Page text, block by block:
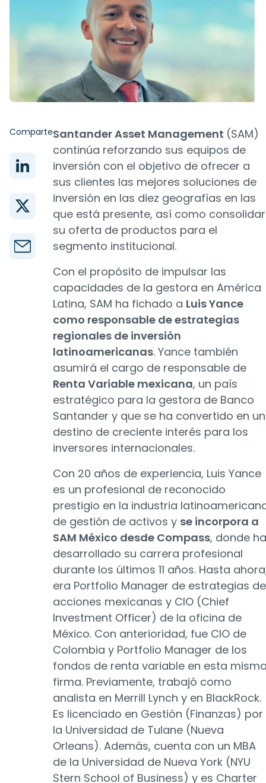
ComparteSantander Asset Management (SAM)
continúa reforzando sus equipos de
inversión con el objetivo de ofrecer a
sus clientes las mejores soluciones de
inversión en las diez geografías en las
que está presente, así como consolidar
su oferta de productos para el
segmento institucional.
Con el propósito de impulsar las
capacidades de la gestora en América
Latina, SAM ha fichado a Luis Yance
como responsable de estrategias
regionales de inversión
latinoamericanas. Yance también
asumirá el cargo de responsable de
Renta Variable mexicana, un país
estratégico para la gestora de Banco
Santander y que se ha convertido en un
destino de creciente interés para los
inversores internacionales.
Con 20 años de experiencia, Luis Yance
es un profesional de reconocido
prestigio en la industria
de gestión de activos y se incorpora a
SAM México desde Compass, donde ha
desarrollado su carrera profesional
durante los últimos 11 años. Hasta
era Portfolio Manager de estrategias de
acciones mexicanas y CIO (Chief
Investment Officer) de la oficina de
México. Con anterioridad, fue CIO de
Colombia y Portfolio Manager de los
fondos de renta variable en esta
firma. Previamente, trabajó como
analista en Merrill Lynch y en BlackRock.
Es licenciado en Gestión (Finanzas) por
la Universidad de Tulane (Nueva
Orleans). Además, cuenta con un MBA
de la Universidad de Nueva York (NYU
Stern School of Business) y es Charter